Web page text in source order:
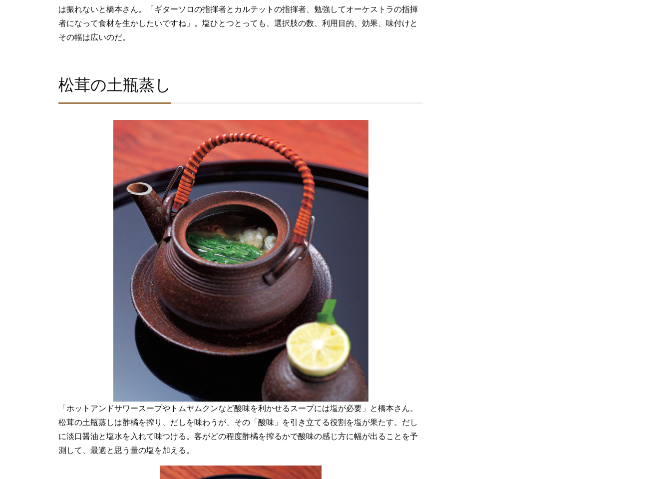
は振れないと橋本さん。「ギターソロの指揮者とカルテットの指揮者、勉強してオーケストラの指揮
者になって食材を生かしたいですね」。塩ひとつとっても、選択肢の数、利用目的、効果、味付けと
その幅は広いのだ。
松茸の土瓶蒸し
「ホットアンドサワースープやトムヤムクンなど酸味を利かせるスープには塩が必要」と橋本さん。
松茸の土瓶蒸しは酢橘を搾り、だしを味わうが、その「酸味」を引き立てる役割を塩が果たす。だし
に淡口醤油と塩水を入れて味つける。客がどの程度酢橘を搾るかで酸味の感じ方に幅が出ることを予
測して、最適と思う量の塩を加える。